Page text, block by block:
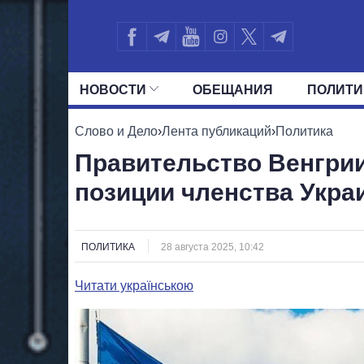
НОВОСТИ ОБЕЩАНИЯ
ВСЕ ПОЛИТИКИ ПРЕЗИДЕНТ И
Слово и Дело›Лента публикаций›Политика
Правительство
позиции членства
ПОЛИТИКА 28 августа 2025, 10:42
Читати українською